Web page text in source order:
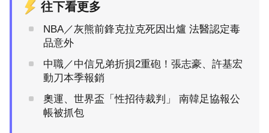
往下看更多
NBA／灰熊前鋒克拉克死因出爐 法醫認定毒
品意外
中職／中信兄弟折損2重砲！張志豪、許基宏
動刀本季報銷
奧運、世界盃「性招待裁判」 南韓足協報公
帳被抓包